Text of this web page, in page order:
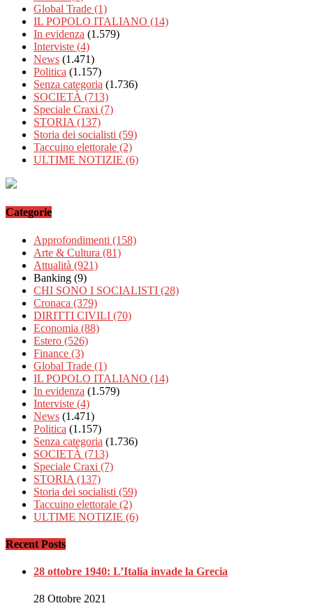
Global Trade (1)
IL POPOLO ITALIANO (14)
In evidenza (1.579)
Interviste (4)
News (1.471)
Politica (1.157)
Senza categoria (1.736)
SOCIETÀ (713)
Speciale Craxi (7)
STORIA (137)
Storia dei socialisti (59)
Taccuino elettorale (2)
ULTIME NOTIZIE (6)
Categorie
Approfondimenti (158)
Arte & Cultura (81)
Attualità (921)
Banking (9)
CHI SONO I SOCIALISTI (28)
Cronaca (379)
DIRITTI CIVILI (70)
Economia (88)
Estero (526)
Finance (3)
Global Trade (1)
IL POPOLO ITALIANO (14)
In evidenza (1.579)
Interviste (4)
News (1.471)
Politica (1.157)
Senza categoria (1.736)
SOCIETÀ (713)
Speciale Craxi (7)
STORIA (137)
Storia dei socialisti (59)
Taccuino elettorale (2)
ULTIME NOTIZIE (6)
Recent Posts
28 ottobre 1940: L’Italia invade la Grecia
28 Ottobre 2021